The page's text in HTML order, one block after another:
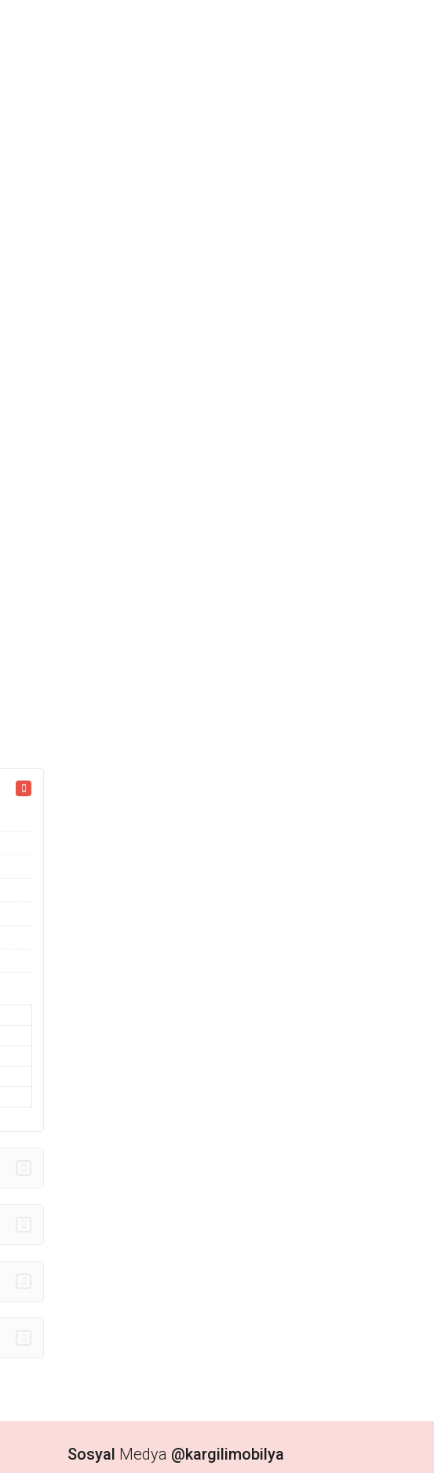
Sosyal Medya @kargilimobilya